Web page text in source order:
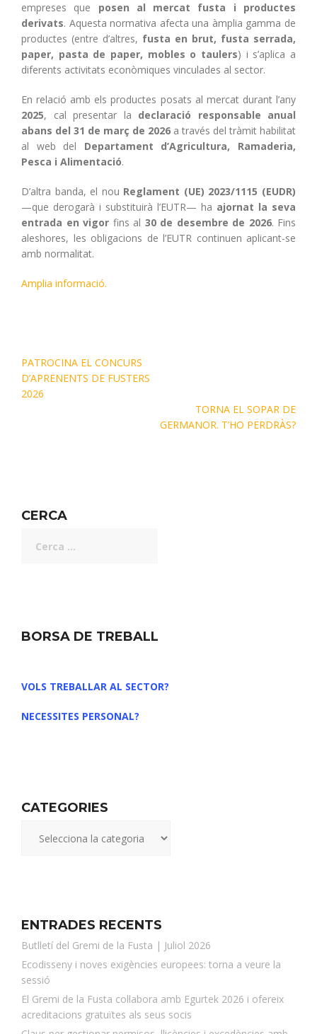
empreses que posen al mercat
fusta i productes
derivats. Aquesta normativa afecta una àmplia gamma de
productes (entre d’altres, fusta en brut, fusta serrada,
paper, pasta de paper, mobles o taulers) i s’aplica a
diferents activitats econòmiques vinculades al sector.
En relació amb els productes posats al mercat durant l’any
2025, cal presentar la declaració responsable anual
abans del 31 de març de 2026 a través del tràmit habilitat
al web del Departament d’Agricultura, Ramaderia,
Pesca i Alimentació.
D’altra banda, el nou Reglament (UE) 2023/1115 (EUDR)
—que derogarà i substituirà l’EUTR— ha ajornat la seva
entrada en vigor fins al 30 de desembre de 2026. Fins
aleshores, les obligacions de l’EUTR continuen aplicant-se
amb normalitat.
Amplia informació.
PATROCINA EL CONCURS
D’APRENENTS DE FUSTERS
2026
TORNA EL SOPAR DE
GERMANOR. T’HO PERDRÀS?
CERCA
BORSA DE TREBALL
VOLS TREBALLAR AL SECTOR?
NECESSITES PERSONAL?
CATEGORIES
ENTRADES RECENTS
Butlletí del Gremi de la Fusta | Juliol 2026
Ecodisseny i noves exigències europees: torna a veure la
sessió
El Gremi de la Fusta col·labora amb Egurtek 2026 i ofereix
acreditacions gratuïtes als seus socis